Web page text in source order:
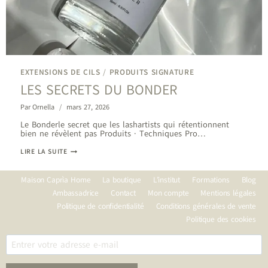
EXTENSIONS DE CILS / PRODUITS SIGNATURE
LES SECRETS DU BONDER
ParOrnella mars 27, 2026
Le Bonderle secret que les lashartists qui rétentionnent
bien ne révèlent pas Produits · Techniques Pro…
LIRE LA SUITELES
DU
BONDER
Maison Caprìa Home La boutique L’institut Formations
Blog
Ambassadrice
Contact Mon compte
Mentions légales
Politique de confidentialité
Conditions générales de vente
Politique des cookies